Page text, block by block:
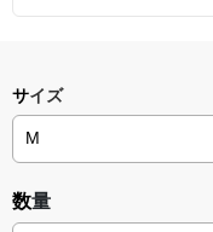
サイズ
数量